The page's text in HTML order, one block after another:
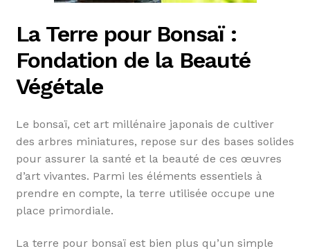
La Terre pour Bonsaï :
Fondation de la Beauté
Végétale
Le bonsaï, cet art millénaire japonais de cultiver
des arbres miniatures, repose sur des bases solides
pour assurer la santé et la beauté de ces œuvres
d’art vivantes. Parmi les éléments essentiels à
prendre en compte, la terre utilisée occupe une
place primordiale.
La terre pour bonsaï est bien plus qu’un simple